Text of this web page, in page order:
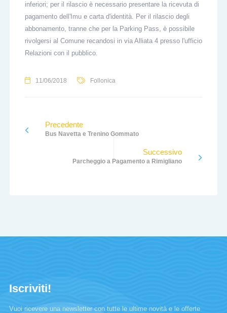
inferiori; per il rilascio è necessario presentare la ricevuta di
pagamento dell'Imu e carta d'identità. Per il rilascio degli
abbonamento, tranne che per la Parking Pass, è possibile
rivolgersi al Comune recandosi in via Alliata 4 presso l'ufficio
Relazioni con il pubblico.
11/06/2018 Follonica
Precedente
Bus Navetta e Trenino Gommato
Successivo
Parcheggio a Pagamento a Rimigliano
Iscriviti!
Vuoi ricevere una newsletter con tutte le ultime novità e le offerte